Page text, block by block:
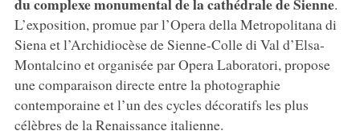
L’exposition, promue par l’Opera della Metropolitana di
Siena et l’Archidiocèse de Sienne-Colle di Val d’Elsa-
Montalcino et organisée par Opera Laboratori, propose
une comparaison directe entre la photographie
contemporaine et l’un des cycles décoratifs les plus
célèbres de la Renaissance italienne.